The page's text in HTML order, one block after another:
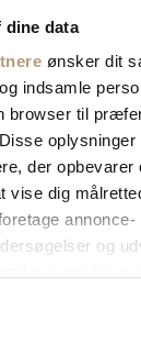
data
ønsker dit
indsamle
browser til
der opbevarer
vise dig
annonce-
og
fra
af
forvandler dit
design,
og praktik for et